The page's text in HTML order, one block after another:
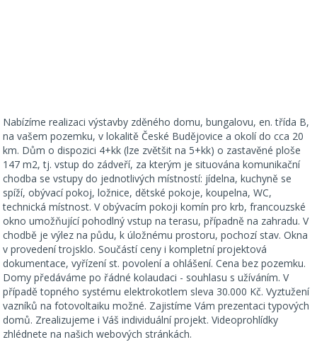
Nabízíme realizaci výstavby zděného domu, bungalovu, en. třída B,
na vašem pozemku, v lokalitě České Budějovice a okolí do cca 20
km. Dům o dispozici 4+kk (lze zvětšit na 5+kk) o zastavěné ploše
147 m2, tj. vstup do zádveří, za kterým je situována komunikační
chodba se vstupy do jednotlivých místností: jídelna, kuchyně se
spíží, obývací pokoj, ložnice, dětské pokoje, koupelna, WC,
technická místnost. V obývacím pokoji komín pro krb, francouzské
okno umožňující pohodlný vstup na terasu, případně na zahradu. V
chodbě je výlez na půdu, k úložnému prostoru, pochozí stav. Okna
v provedení trojsklo. Součástí ceny i kompletní projektová
dokumentace, vyřízení st. povolení a ohlášení. Cena bez pozemku.
Domy předáváme po řádné kolaudaci - souhlasu s užíváním. V
případě topného systému elektrokotlem sleva 30.000 Kč. Vyztužení
vazníků na fotovoltaiku možné. Zajistíme Vám prezentaci typových
domů. Zrealizujeme i Váš individuální projekt. Videoprohlídky
zhlédnete na našich webových stránkách.